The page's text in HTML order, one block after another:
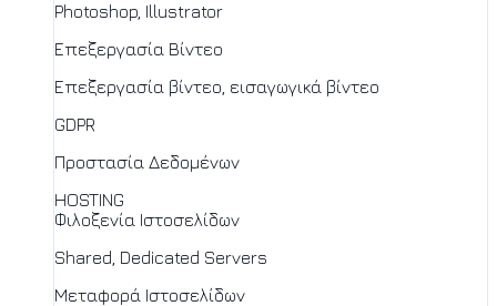
Photoshop, Illustrator
Επεξεργασία Βίντεο
Επεξεργασία βίντεο, εισαγωγικά βίντεο
GDPR
Προστασία Δεδομένων
HOSTING
Φιλοξενία Ιστοσελίδων
Shared, Dedicated Servers
Μεταφορά Ιστοσελίδων